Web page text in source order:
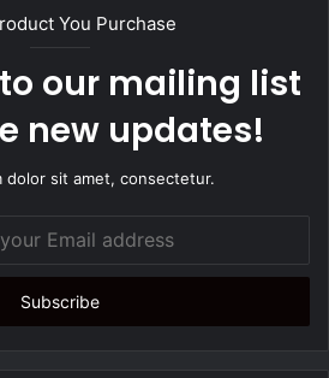
e
You Purchase
our mailing list
new updates!
dolor sit amet, consectetur.